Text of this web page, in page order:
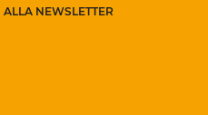
ALLA NEWSLETTER